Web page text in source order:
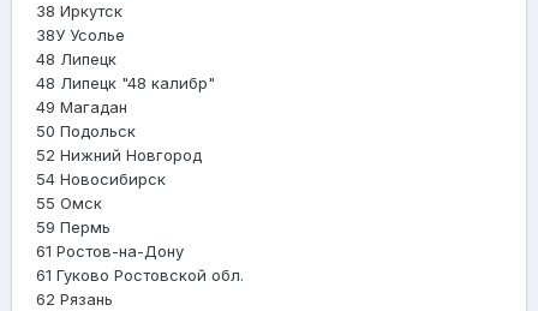
38 Иркутск
38У Усолье
48 Липецк
48 Липецк "48 калибр"
49 Магадан
50 Подольск
52 Нижний Новгород
54 Новосибирск
55 Омск
59 Пермь
61 Ростов-на-Дону
61 Гуково Ростовской обл.
62 Рязань